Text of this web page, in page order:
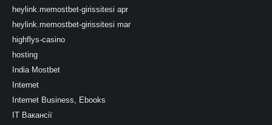
heylink.memostbet-girissitesi apr
heylink.memostbet-girissitesi mar
highflys-casino
hosting
India Mostbet
Internet
Internet Business, Ebooks
IT Вакансії